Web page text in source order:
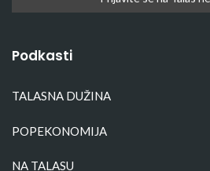
Podkasti
TALASNA DUŽINA
POPEKONOMIJA
NA TALASU